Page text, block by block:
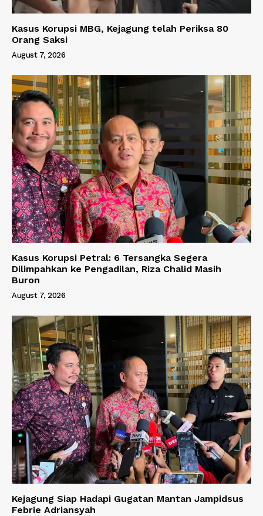
Kasus Korupsi MBG, Kejagung telah Periksa 80
Orang Saksi
August 7, 2026
Kasus Korupsi Petral: 6 Tersangka Segera
Dilimpahkan ke Pengadilan, Riza Chalid Masih
Buron
August 7, 2026
Kejagung Siap Hadapi Gugatan Mantan Jampidsus
Febrie Adriansyah